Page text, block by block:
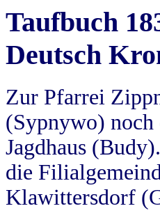
Taufbuch
Deutsch
Zur Pfarrei
(Sypnywo)
Jagdhaus
die
Klawittersdorf